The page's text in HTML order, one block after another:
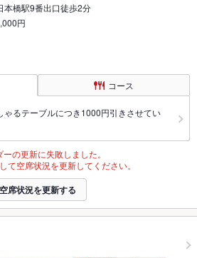
本橋駅9番出口徒歩2分
円
コース
ゃるテーブルにつき1000円引きさせてい
ーの更新に失敗しました。
て空席状況を更新してください。
空席状況を更新する